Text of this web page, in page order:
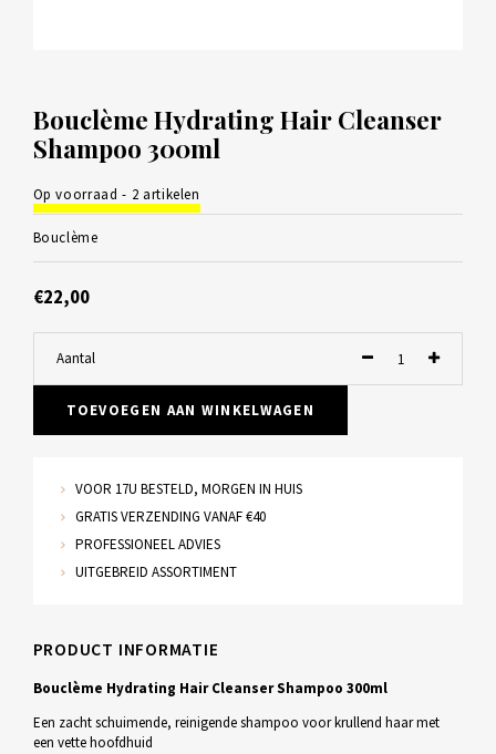
Bouclème Hydrating Hair Cleanser
Shampoo 300ml
Op voorraad - 2 artikelen
Bouclème
€22,00
Aantal
TOEVOEGEN AAN WINKELWAGEN
VOOR 17U BESTELD, MORGEN IN HUIS
GRATIS VERZENDING VANAF €40
PROFESSIONEEL ADVIES
UITGEBREID ASSORTIMENT
PRODUCT INFORMATIE
Bouclème Hydrating Hair Cleanser Shampoo 300ml
Een zacht schuimende, reinigende shampoo voor krullend haar met
een vette hoofdhuid